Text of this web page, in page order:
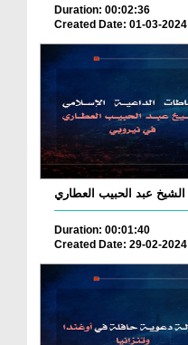
Duration: 00:02:36
Created Date: 01-03-2024
Duration: 00:01:40
Created Date: 29-02-2024